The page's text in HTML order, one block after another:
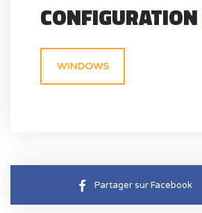
CONFIGURATION
WINDOWS
Partager sur Facebook